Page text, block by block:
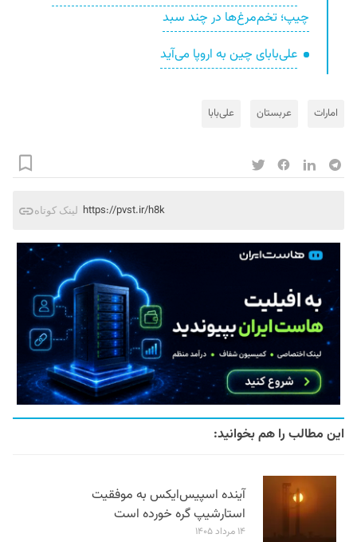
چیپ؛ تخم‌مرغ‌ها در چند سبد
علی‌بابای چین به اروپا می‌آید
امارات عربستان علی‌بابا
لینک کوتاه https://pvst.ir/h8k
این مطالب را هم بخوانید:
آینده اسپیس‌ایکس به موفقیت
استارشیپ گره خورده است
۱۴ مرداد ۱۴۰۵